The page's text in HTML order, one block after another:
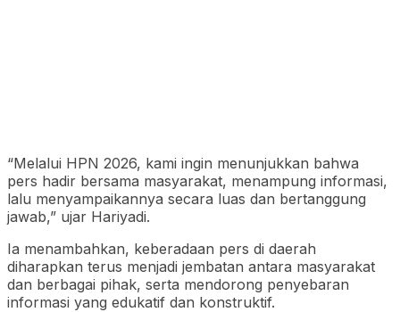
“Melalui HPN 2026, kami ingin menunjukkan bahwa
pers hadir bersama masyarakat, menampung informasi,
lalu menyampaikannya secara luas dan bertanggung
jawab,” ujar Hariyadi.
Ia menambahkan, keberadaan pers di daerah
diharapkan terus menjadi jembatan antara masyarakat
dan berbagai pihak, serta mendorong penyebaran
informasi yang edukatif dan konstruktif.